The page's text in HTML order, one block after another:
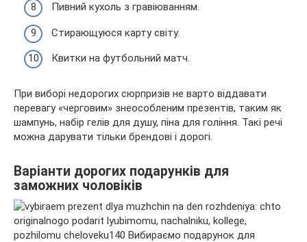
Пивний кухоль з гравіюванням.
Стирающуюся карту світу.
Квитки на футбольний матч.
При виборі недорогих сюрпризів не варто віддавати
перевагу «черговим» знеособленим презентів, таким як
шампунь, набір гелів для душу, піна для гоління. Такі речі
можна дарувати тільки брендові і дорогі.
Варіанти дорогих подарунків для
заможних чоловіків